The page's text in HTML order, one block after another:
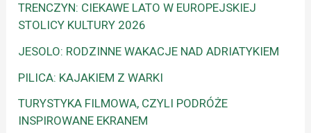
TRENCZYN: CIEKAWE LATO W EUROPEJSKIEJ
STOLICY KULTURY 2026
JESOLO: RODZINNE WAKACJE NAD ADRIATYKIEM
PILICA: KAJAKIEM Z WARKI
TURYSTYKA FILMOWA, CZYLI PODRÓŻE
INSPIROWANE EKRANEM